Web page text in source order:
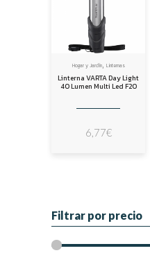
Hogar y Jardín, Linternas
Linterna VARTA Day Light
40 Lumen Multi Led F20
6,77€
Filtrar por precio